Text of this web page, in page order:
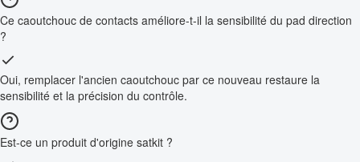
Ce caoutchouc de contacts améliore-t-il la sensibilité du pad direction
?
Oui, remplacer l'ancien caoutchouc par ce nouveau restaure la
sensibilité et la précision du contrôle.
Est-ce un produit d'origine satkit ?